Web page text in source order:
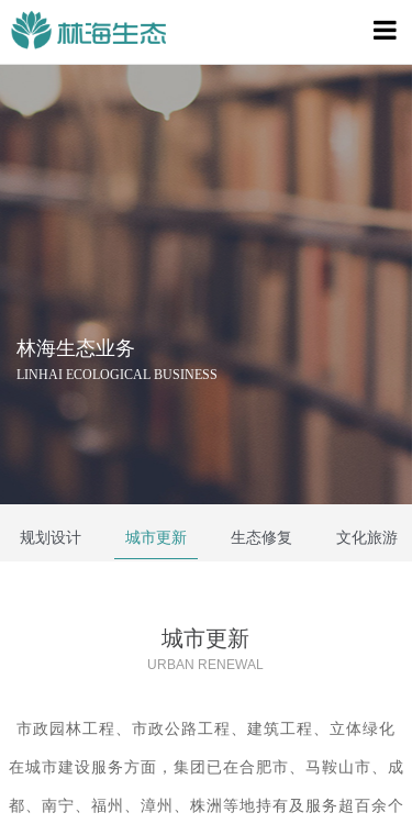
首页
宣传视
新闻
林海生态业务
LINHAI ECOLOGICAL BUSINESS
规划设计 城市更新 生态修复 文化旅游
城市更新
URBAN RENEWAL
市政园林工程、市政公路工程、建筑工程、立体绿化
在城市建设服务方面，集团已在合肥市、马鞍山市、成
都、南宁、福州、漳州、株洲等地持有及服务超百余个